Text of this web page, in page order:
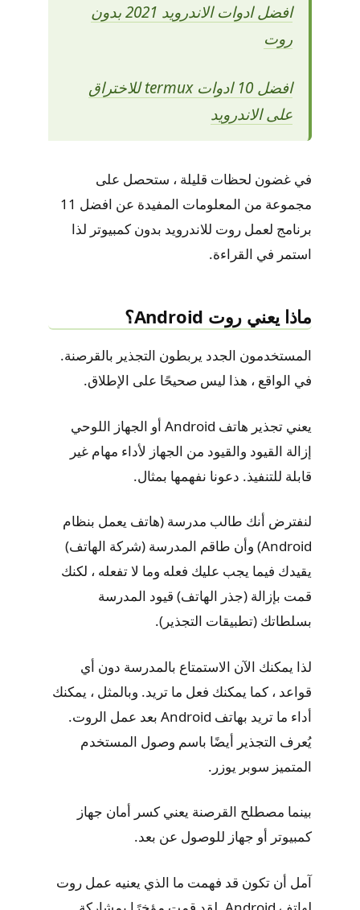
افضل ادوات الاندرويد 2021 بدون
روت
افضل 10 ادوات termux للاختراق
على الاندرويد
في غضون لحظات قليلة ، ستحصل على
مجموعة من المعلومات المفيدة عن افضل 11
برنامج لعمل روت للاندرويد بدون كمبيوتر لذا
استمر في القراءة.
ماذا يعني روت Android؟
المستخدمون الجدد يربطون التجذير بالقرصنة.
في الواقع ، هذا ليس صحيحًا على الإطلاق.
يعني تجذير هاتف Android أو الجهاز اللوحي
إزالة القيود والقيود من الجهاز لأداء مهام غير
قابلة للتنفيذ. دعونا نفهمها بمثال.
لنفترض أنك طالب مدرسة (هاتف يعمل بنظام
Android) وأن طاقم المدرسة (شركة الهاتف)
يقيدك فيما يجب عليك فعله وما لا تفعله ، لكنك
قمت بإزالة (جذر الهاتف) قيود المدرسة
بسلطاتك (تطبيقات التجذير).
لذا يمكنك الآن الاستمتاع بالمدرسة دون أي
قواعد ، كما يمكنك فعل ما تريد. وبالمثل ، يمكنك
أداء ما تريد بهاتف Android بعد عمل الروت.
يُعرف التجذير أيضًا باسم وصول المستخدم
المتميز سوبر يوزر.
بينما مصطلح القرصنة يعني كسر أمان جهاز
كمبيوتر أو جهاز للوصول عن بعد.
آمل أن تكون قد فهمت ما الذي يعنيه عمل روت